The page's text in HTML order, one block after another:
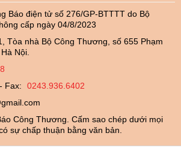
Báo điện tử số 276/GP-BTTTT do Bộ
cấp ngày 04/8/2023
Tòa nhà Bộ Công Thương, số 655 Phạm
Nội.
- Fax:
0243.936.6402
Công Thương. Cấm sao chép dưới mọi
sự chấp thuận bằng văn bản.